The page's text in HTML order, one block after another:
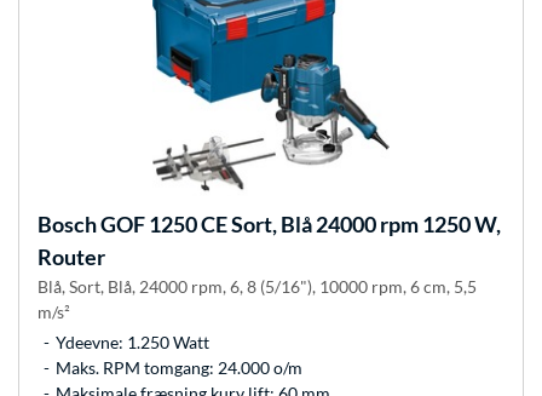
BoschGOF 1250 CE Sort, Blå 24000 rpm 1250 W,
Router
Blå, Sort, Blå, 24000 rpm, 6, 8 (5/16"), 10000 rpm, 6 cm, 5,5
m/s²
Ydeevne: 1.250 Watt
Maks. RPM tomgang: 24.000 o/m